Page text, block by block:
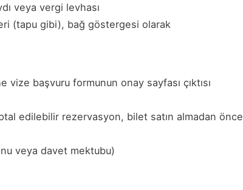
veya vergi levhası
(tapu gibi), bağ göstergesi olarak
başvuru formunun onay sayfası çıktısı
edilebilir rezervasyon, bilet satın almadan önce
veya davet mektubu)